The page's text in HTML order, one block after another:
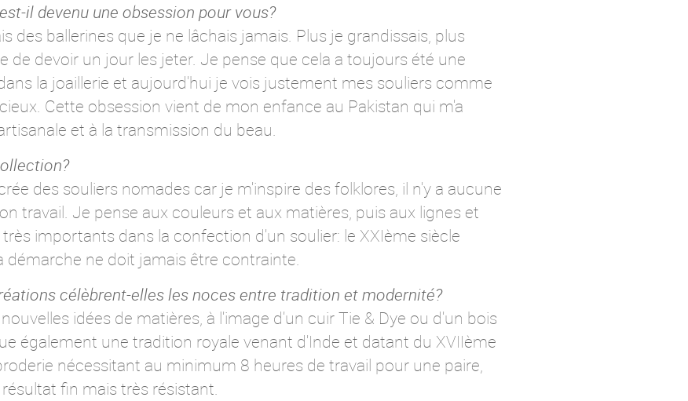
il devenu une obsession pour vous?
des ballerines que je ne lâchais jamais. Plus je grandissais, plus
de devoir un jour les jeter. Je pense que cela a toujours été une
la joaillerie et aujourd'hui je vois justement mes souliers comme
Cette obsession vient de mon enfance au Pakistan qui m'a
et à la transmission du beau.
des souliers nomades car je m'inspire des folklores, il n'y a aucune
travail. Je pense aux couleurs et aux matières, puis aux lignes et
importants dans la confection d'un soulier: le XXIème siècle
démarche ne doit jamais être contrainte.
célèbrent-elles les noces entre tradition et modernité?
idées de matières, à l'image d'un cuir Tie & Dye ou d'un bois
également une tradition royale venant d'Inde et datant du XVIIème
nécessitant au minimum 8 heures de travail pour une paire,
fin mais très résistant.